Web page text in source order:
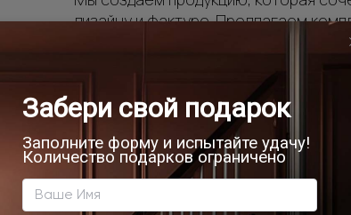
дизайну и фактуре. Предлагаем
отделки стен, проёмов колонн,
Все составляющие интерьера
стиле.